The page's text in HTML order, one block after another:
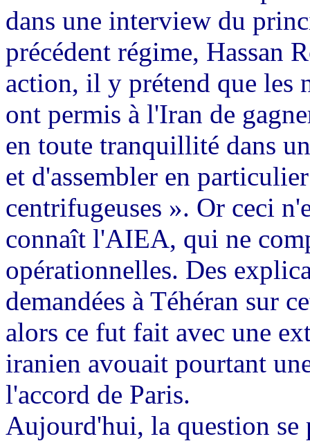
dans une interview du
précédent régime, Hassan
action, il y prétend que les
ont permis à l'Iran de
en toute tranquillité dans
et d'assembler en
centrifugeuses ». Or ceci
connaît l'AIEA, qui ne
opérationnelles. Des
demandées à Téhéran sur
alors ce fut fait avec une
iranien avouait pourtant
l'accord de Paris.
Aujourd'hui, la question se